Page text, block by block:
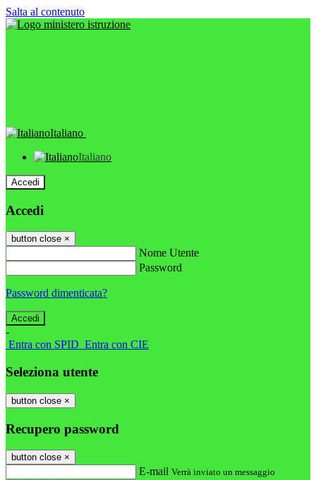
Salta al contenuto
Italiano
Italiano
Accedi
Accedi
button close ×
Nome Utente
Password
Password dimenticata?
-
Entra con SPID Entra con CIE
Seleziona utente
button close ×
Recupero password
button close ×
E-mail Verrà inviato un messaggio